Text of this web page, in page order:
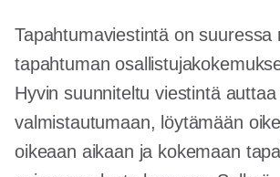
Tapahtumaviestintä on suuressa
tapahtuman
Hyvin suunniteltu viestintä
valmistautumaan, löytämään
oikeaan aikaan ja kokemaan